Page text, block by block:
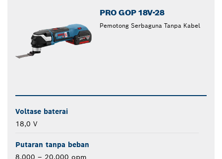
PRO GOP 18V-28
Pemotong Serbaguna Tanpa Kabel
Voltase baterai
18,0 V
Putaran tanpa beban